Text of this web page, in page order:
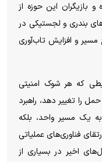
بازیگران این حوزه از
بندری و لجستیکی در
و افزایش تاب‌آوری
که هر شوک امنیتی
را تغییر دهد، راهبرد
یک مسیر واحد، بلکه
فناوری‌های عملیاتی
اخیر در بسیاری از